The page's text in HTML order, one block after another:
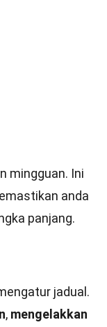
mingguan. Ini
anda
panjang.
jadual.
, mengelakkan